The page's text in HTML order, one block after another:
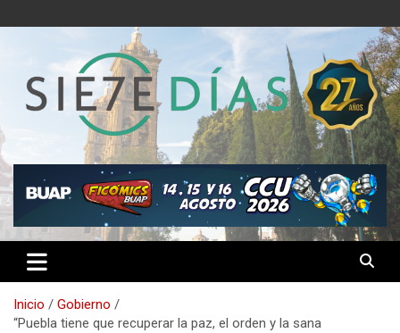
al
Semanario 7 Días
Inicio
Gobierno
“Puebla tiene que recuperar la paz, el orden y la sana